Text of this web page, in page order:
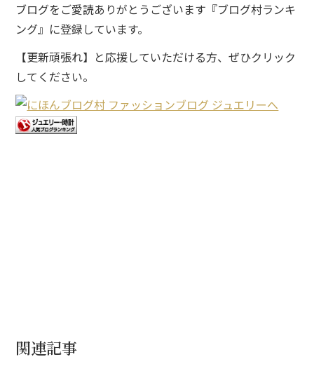
ブログをご愛読ありがとうございます『ブログ村ランキ
ング』に登録しています。
【更新頑張れ】と応援していただける方、ぜひクリック
してください。
関連記事